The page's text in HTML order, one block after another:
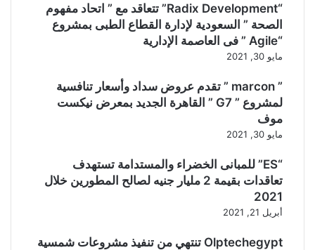
“Radix Development” تتعاقد مع ” اتحاد مفهوم
الصحة ” السعودية لإدارة القطاع الطبى بمشروع
“Agile ” فى العاصمة الإدارية
مايو 30, 2021
” marcon ” تقدم عروض سداد وأسعار تنافسية
لمشروع ” G7 ” القاهرة الجديد بمعرض نيكست
موف
مايو 30, 2021
“ES” للمبانى الخضراء والمستدامة تستهدف
تعاقدات بقيمة 2 مليار جنيه لصالح المطورين خلال
2021
أبريل 21, 2021
Olptechegypt تنتهي من تنفيذ مشروعات شمسية